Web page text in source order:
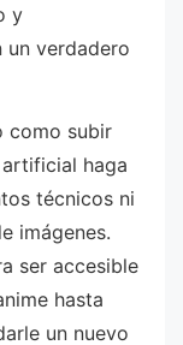
y
un verdadero
como subir
haga
técnicos ni
imágenes.
ser accesible
hasta
un nuevo